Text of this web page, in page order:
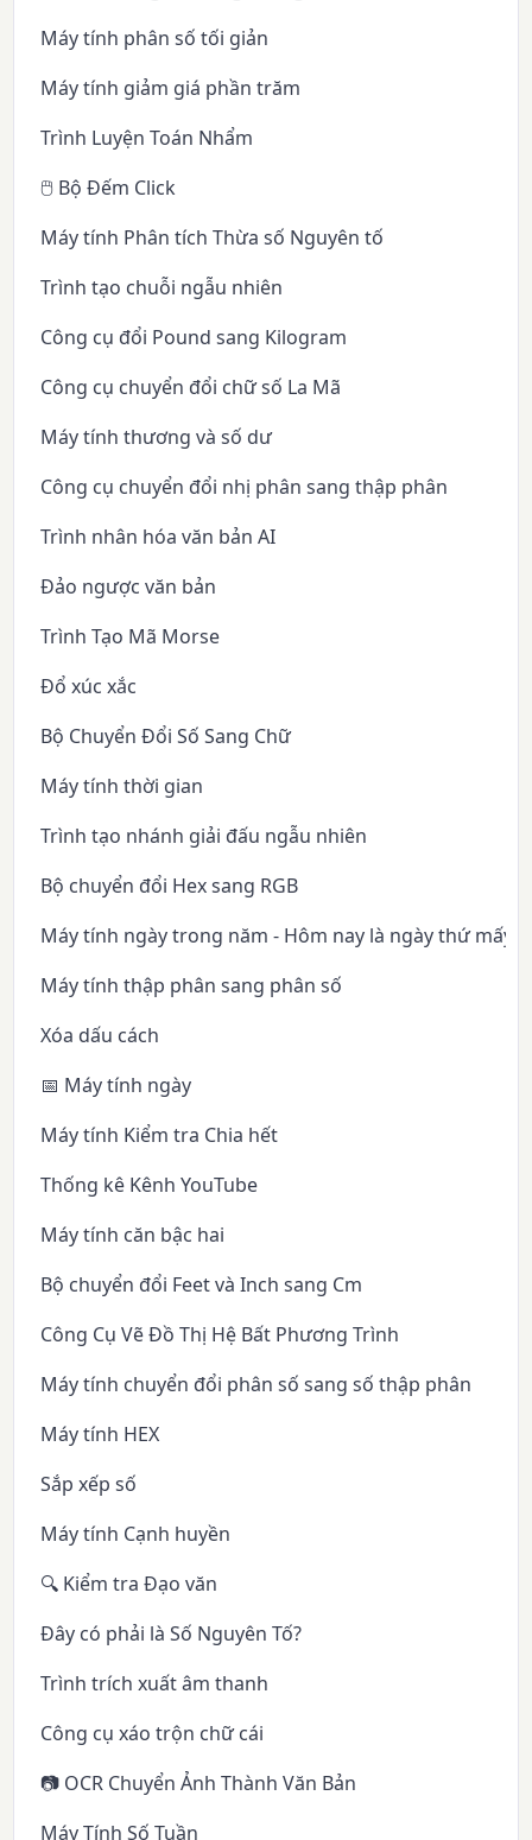
Máy tính phân số tối giản
Máy tính giảm giá phần trăm
Trình Luyện Toán Nhẩm
🖱️ Bộ Đếm Click
Máy tính Phân tích Thừa số Nguyên tố
Trình tạo chuỗi ngẫu nhiên
Công cụ đổi Pound sang Kilogram
Công cụ chuyển đổi chữ số La Mã
Máy tính thương và số dư
Công cụ chuyển đổi nhị phân sang thập phân
Trình nhân hóa văn bản AI
Đảo ngược văn bản
Trình Tạo Mã Morse
Đổ xúc xắc
Bộ Chuyển Đổi Số Sang Chữ
Máy tính thời gian
Trình tạo nhánh giải đấu ngẫu nhiên
Bộ chuyển đổi Hex sang RGB
Máy tính ngày trong năm - Hôm nay là ngày thứ mấy
Máy tính thập phân sang phân số
Xóa dấu cách
📅 Máy tính ngày
Máy tính Kiểm tra Chia hết
Thống kê Kênh YouTube
Máy tính căn bậc hai
Bộ chuyển đổi Feet và Inch sang Cm
Công Cụ Vẽ Đồ Thị Hệ Bất Phương Trình
Máy tính chuyển đổi phân số sang số thập phân
Máy tính HEX
Sắp xếp số
Máy tính Cạnh huyền
🔍 Kiểm tra Đạo văn
Đây có phải là Số Nguyên Tố?
Trình trích xuất âm thanh
Công cụ xáo trộn chữ cái
📷 OCR Chuyển Ảnh Thành Văn Bản
Máy Tính Số Tuần